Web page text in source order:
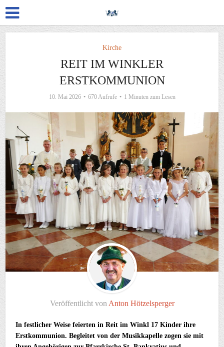
Kirche
REIT IM WINKLER
ERSTKOMMUNION
10. Mai 2026 670 Aufrufe 1 Minuten zum Lesen
Veröffentlicht von Anton Hötzelsperger
In festlicher Weise feierten in Reit im Winkl 17 Kinder ihre
Erstkommunion. Begleitet von der Musikkapelle zogen sie mit